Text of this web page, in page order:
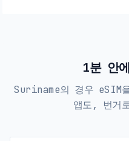
1분 안
Suriname의 경우 eSIM
앱도, 번거